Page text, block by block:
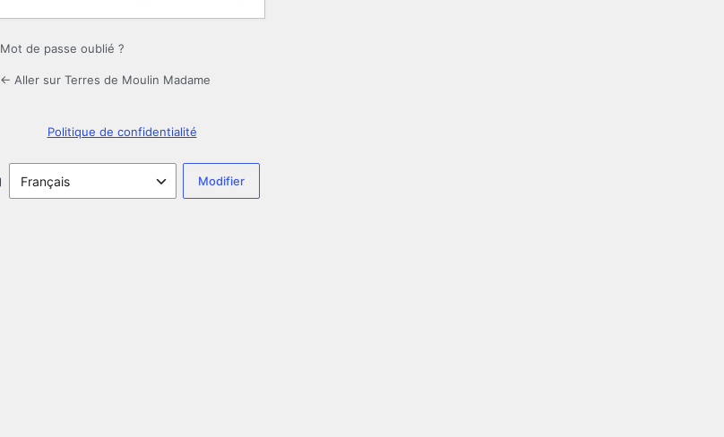
Mot de passe oublié ?
← Aller sur Terres de Moulin Madame
Politique de confidentialité
Langue